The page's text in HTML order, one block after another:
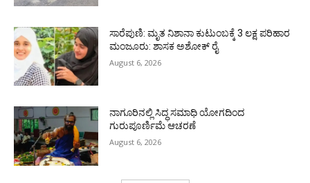
ಸಾರೆಪುಣಿ: ಮೃತ ನಿಶಾನಾ ಕುಟುಂಬಕ್ಕೆ 3 ಲಕ್ಷ ಪರಿಹಾರ
ಮಂಜೂರು: ಶಾಸಕ ಅಶೋಕ್ ರೈ
August 6, 2026
ನಾಗೂರಿನಲ್ಲಿ ಸಿದ್ಧ ಸಮಾಧಿ ಯೋಗದಿಂದ
ಗುರುಪೂರ್ಣಿಮೆ ಆಚರಣೆ
August 6, 2026